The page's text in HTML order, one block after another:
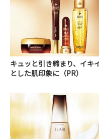
キュッと引き締まり、イキ
とした肌印象に（PR）